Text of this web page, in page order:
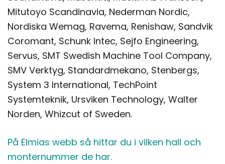
Mitutoyo Scandinavia, Nederman Nordic,
Nordiska Wemag, Ravema, Renishaw, Sandvik
Coromant, Schunk Intec, Sejfo Engineering,
Servus, SMT Swedish Machine Tool Company,
SMV Verktyg, Standardmekano, Stenbergs,
System 3 International, TechPoint
Systemteknik, Ursviken Technology, Walter
Norden, Whizcut of Sweden.
På Elmias webb så hittar du i vilken hall och
monternummer de har.